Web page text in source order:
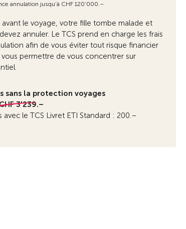
annulation jusqu’à CHF 120’000.–
avant le voyage, votre fille tombe malade et
annuler. Le TCS prend en charge les frais
afin de vous éviter tout risque financier
permettre de vous concentrer sur
sans la protection voyages
3'239.–
avec le TCS Livret ETI Standard : 200.–